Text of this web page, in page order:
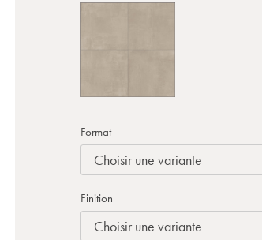
Format
Finition